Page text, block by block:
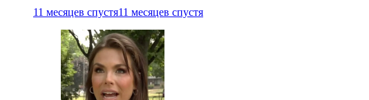
11 месяцев спустя11 месяцев спустя